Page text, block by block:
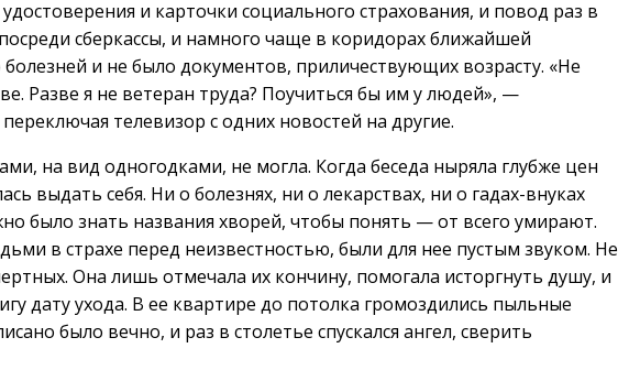
и карточки социального страхования, и повод раз в
сберкассы, и намного чаще в коридорах ближайшей
и не было документов, приличествующих возрасту. «Не
Разве я не ветеран труда? Поучиться бы им у людей», —
телевизор с одних новостей на другие.
на вид одногодками, не могла. Когда беседа ныряла глубже цен
выдать себя. Ни о болезнях, ни о лекарствах, ни о гадах-внуках
было знать названия хворей, чтобы понять — от всего умирают.
в страхе перед неизвестностью, были для нее пустым звуком. Не
Она лишь отмечала их кончину, помогала исторгнуть душу, и
дату ухода. В ее квартире до потолка громоздились пыльные
было вечно, и раз в столетье спускался ангел, сверить